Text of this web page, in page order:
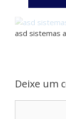
asd sistemas
Deixe um